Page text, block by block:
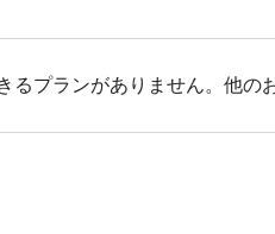
るプランがありません。他の